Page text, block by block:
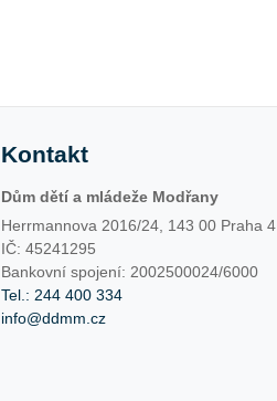
Kontakt
Dům dětí a mládeže Modřany
Herrmannova 2016/24, 143 00 Praha 4
IČ: 45241295
Bankovní spojení: 2002500024/6000
Tel.: 244 400 334
info@ddmm.cz